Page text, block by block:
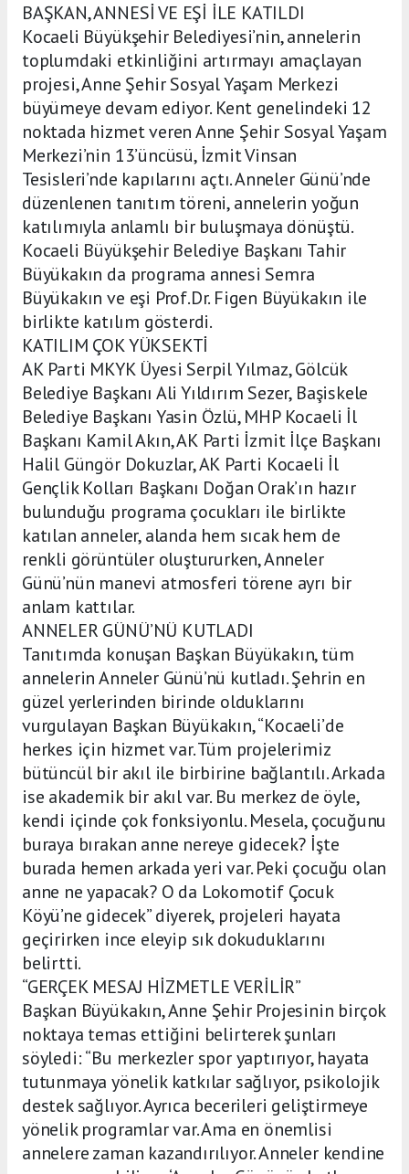
BAŞKAN, ANNESİ VE EŞİ İLE KATILDI
Kocaeli Büyükşehir Belediyesi’nin, annelerin
toplumdaki etkinliğini artırmayı amaçlayan
projesi, Anne Şehir Sosyal Yaşam Merkezi
büyümeye devam ediyor. Kent genelindeki 12
noktada hizmet veren Anne Şehir Sosyal Yaşam
Merkezi’nin 13’üncüsü, İzmit Vinsan
Tesisleri’nde kapılarını açtı. Anneler Günü’nde
düzenlenen tanıtım töreni, annelerin yoğun
katılımıyla anlamlı bir buluşmaya dönüştü.
Kocaeli Büyükşehir Belediye Başkanı Tahir
Büyükakın da programa annesi Semra
Büyükakın ve eşi Prof.Dr. Figen Büyükakın ile
birlikte katılım gösterdi.
KATILIM ÇOK YÜKSEKTİ
AK Parti MKYK Üyesi Serpil Yılmaz, Gölcük
Belediye Başkanı Ali Yıldırım Sezer, Başiskele
Belediye Başkanı Yasin Özlü, MHP Kocaeli İl
Başkanı Kamil Akın, AK Parti İzmit İlçe Başkanı
Halil Güngör Dokuzlar, AK Parti Kocaeli İl
Gençlik Kolları Başkanı Doğan Orak’ın hazır
bulunduğu programa çocukları ile birlikte
katılan anneler, alanda hem sıcak hem de
renkli görüntüler oluştururken, Anneler
Günü’nün manevi atmosferi törene ayrı bir
anlam kattılar.
ANNELER GÜNÜ’NÜ KUTLADI
Tanıtımda konuşan Başkan Büyükakın, tüm
annelerin Anneler Günü’nü kutladı. Şehrin en
güzel yerlerinden birinde olduklarını
vurgulayan Başkan Büyükakın, “Kocaeli’de
herkes için hizmet var. Tüm projelerimiz
bütüncül bir akıl ile birbirine bağlantılı. Arkada
ise akademik bir akıl var. Bu merkez de öyle,
kendi içinde çok fonksiyonlu. Mesela, çocuğunu
buraya bırakan anne nereye gidecek? İşte
burada hemen arkada yeri var. Peki çocuğu olan
anne ne yapacak? O da Lokomotif Çocuk
Köyü’ne gidecek” diyerek, projeleri hayata
geçirirken ince eleyip sık dokuduklarını
belirtti.
“GERÇEK MESAJ HİZMETLE VERİLİR”
Başkan Büyükakın, Anne Şehir Projesinin birçok
noktaya temas ettiğini belirterek şunları
söyledi: “Bu merkezler spor yaptırıyor, hayata
tutunmaya yönelik katkılar sağlıyor, psikolojik
destek sağlıyor. Ayrıca becerileri geliştirmeye
yönelik programlar var. Ama en önemlisi
annelere zaman kazandırılıyor. Anneler kendine